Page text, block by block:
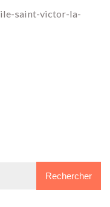
saint-victor-la-